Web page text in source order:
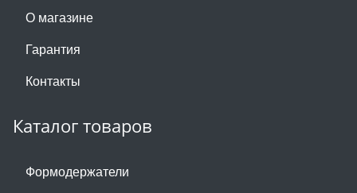
О магазине
Гарантия
Контакты
Каталог товаров
Формодержатели